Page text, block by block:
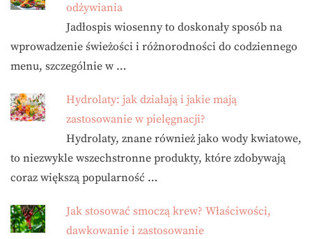
odżywiania
Jadłospis wiosenny to doskonały sposób na
wprowadzenie świeżości i różnorodności do codziennego
menu, szczególnie w …
Hydrolaty: jak działają i jakie mają
zastosowanie w pielęgnacji?
Hydrolaty, znane również jako wody kwiatowe,
to niezwykle wszechstronne produkty, które zdobywają
coraz większą popularność …
Jak stosować smoczą krew? Właściwości,
dawkowanie i zastosowanie